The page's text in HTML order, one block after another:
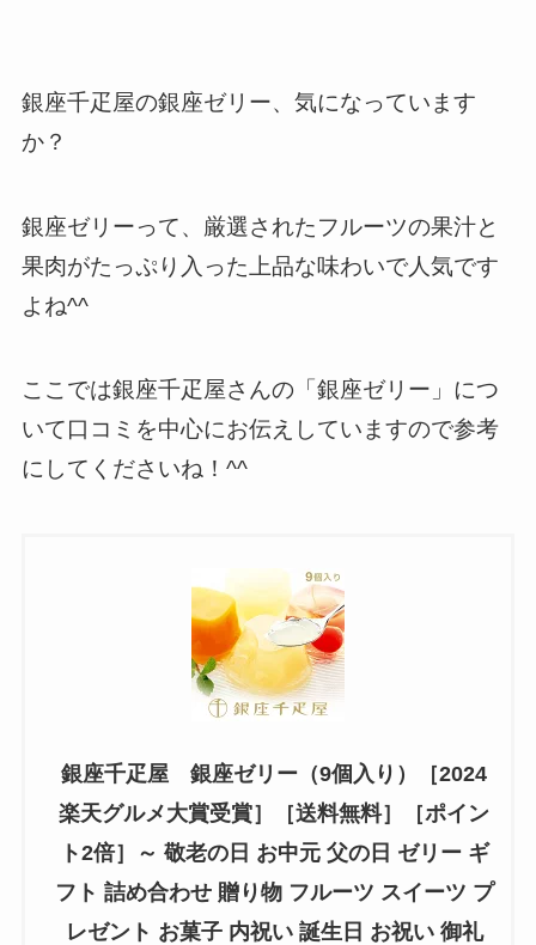
銀座千疋屋の銀座ゼリー、気になっています
か？
銀座ゼリーって、厳選されたフルーツの果汁と
果肉がたっぷり入った上品な味わいで人気です
よね^^
ここでは銀座千疋屋さんの「銀座ゼリー」につ
いて口コミを中心にお伝えしていますので参考
にしてくださいね！^^
銀座千疋屋 銀座ゼリー（9個入り）［2024
楽天グルメ大賞受賞］［送料無料］［ポイン
ト2倍］～ 敬老の日 お中元 父の日 ゼリー ギ
フト 詰め合わせ 贈り物 フルーツ スイーツ プ
レゼント お菓子 内祝い 誕生日 お祝い 御礼